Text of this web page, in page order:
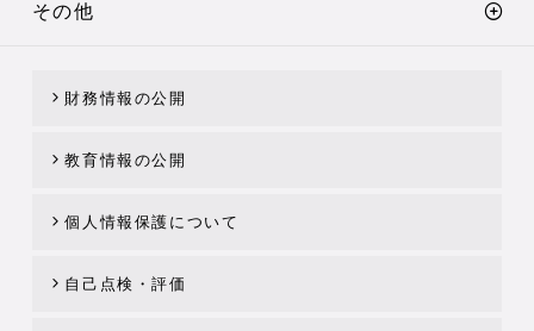
その他
財務情報の公開
教育情報の公開
個人情報保護について
自己点検・評価